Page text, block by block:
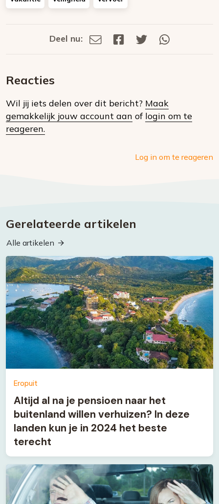
Deel
social
Deel nu:
Deel
Deel
Deel
Reacties
Wil jij iets delen over dit bericht? Maak
gemakkelijk jouw account aan of login om te
reageren.
Log in om te reageren
Gerelateerde artikelen
Alle artikelen
Eropuit
Altijd al na je pensioen naar het
buitenland willen verhuizen? In deze
landen kun je in 2024 het beste
terecht